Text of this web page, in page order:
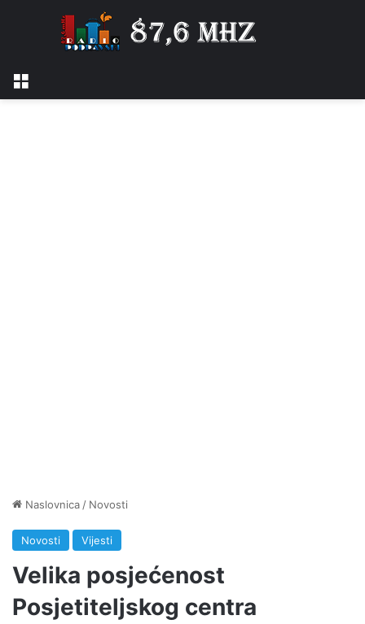
Izbornik
Naslovnica / Novosti
Novosti Vijesti
Velika posjećenost
Posjetiteljskog centra